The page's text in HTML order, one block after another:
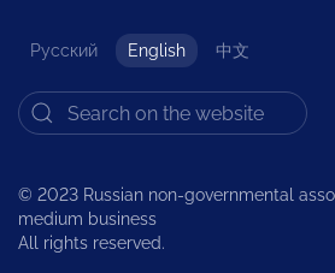
Русский English 中文
© 2023 Russian non-governmental
medium business
All rights reserved.